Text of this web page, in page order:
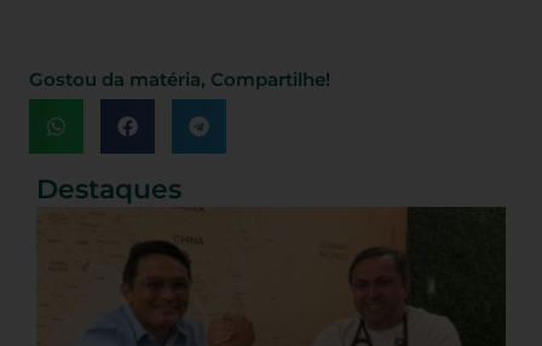
Gostou da matéria, Compartilhe!
Destaques